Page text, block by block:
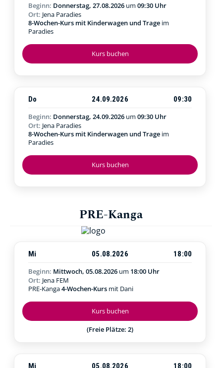
Kurs buchen
Beginn: Donnerstag, 27.08.2026 um 09:30 Uhr
Ort: Jena Paradies
8-Wochen-Kurs mit Kinderwagen und Trage im
Paradies
Kurs buchen
Do 24.09.2026
09:30
Beginn: Donnerstag, 24.09.2026 um 09:30 Uhr
Ort: Jena Paradies
8-Wochen-Kurs mit Kinderwagen und Trage im
Paradies
PRE-Kanga
Kurs buchen
(Freie Plätze: 2)
Mi 05.08.2026
18:00
Beginn: Mittwoch, 05.08.2026 um 18:00 Uhr
Ort: Jena FEM
PRE-Kanga4-Wochen-Kurs mit Dani
Mi 05.08.2026 18:00